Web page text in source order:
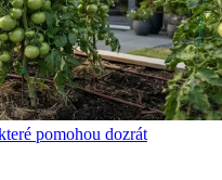
pomohou dozrát